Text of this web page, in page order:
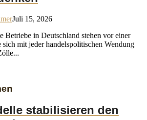
Juli 15, 2026
Betriebe in Deutschland stehen vor einer
mit jeder handelspolitischen Wendung
stabilisieren den